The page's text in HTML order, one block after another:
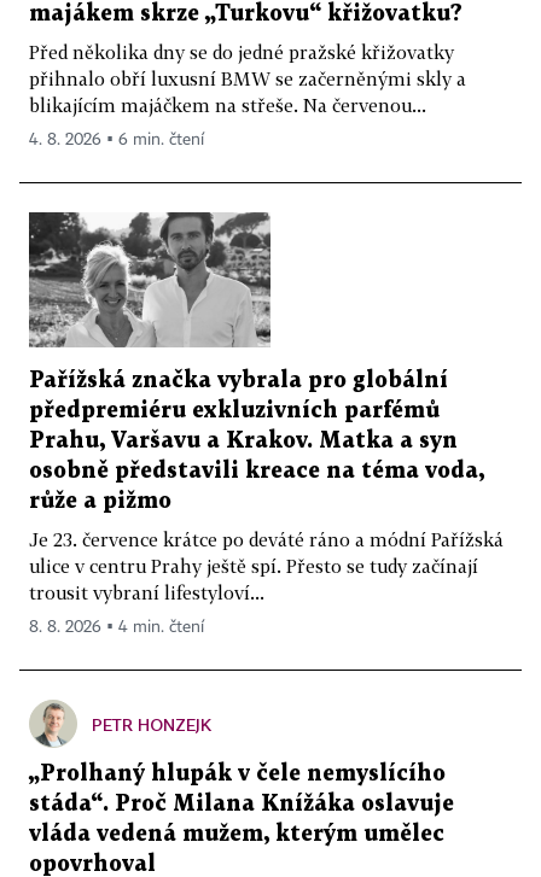
majákem skrze „Turkovu“ křižovatku?
Před několika dny se do jedné pražské křižovatky
přihnalo obří luxusní BMW se začerněnými skly a
blikajícím majáčkem na střeše. Na červenou...
4. 8. 2026 ▪ 6 min. čtení
Pařížská značka vybrala pro globální
předpremiéru exkluzivních parfémů
Prahu, Varšavu a Krakov. Matka a syn
osobně představili kreace na téma voda,
růže a pižmo
Je 23. července krátce po deváté ráno a módní Pařížská
ulice v centru Prahy ještě spí. Přesto se tudy začínají
trousit vybraní lifestyloví...
8. 8. 2026 ▪ 4 min. čtení
PETR HONZEJK
„Prolhaný hlupák v čele nemyslícího
stáda“. Proč Milana Knížáka oslavuje
vláda vedená mužem, kterým umělec
opovrhoval